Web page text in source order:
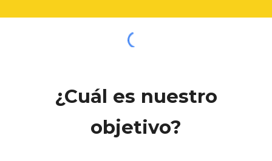
¿Cuál es nuestro
objetivo?